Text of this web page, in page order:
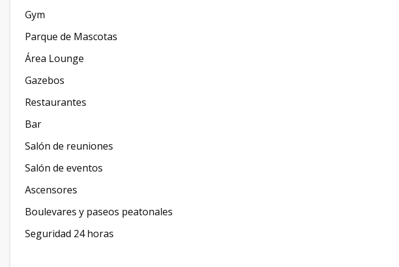
Gym
Parque de Mascotas
Área Lounge
Gazebos
Restaurantes
Bar
Salón de reuniones
Salón de eventos
Ascensores
Boulevares y paseos peatonales
Seguridad 24 horas